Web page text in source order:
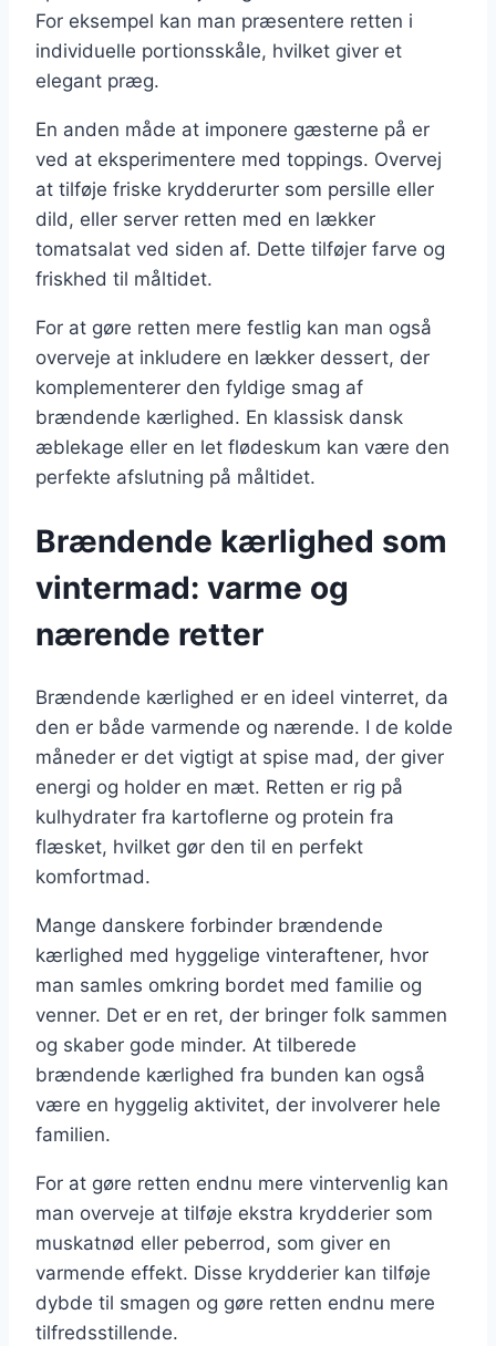
For eksempel kan man præsentere retten i
individuelle portionsskåle, hvilket giver et
elegant præg.
En anden måde at imponere gæsterne på er
ved at eksperimentere med toppings. Overvej
at tilføje friske krydderurter som persille eller
dild, eller server retten med en lækker
tomatsalat ved siden af. Dette tilføjer farve og
friskhed til måltidet.
For at gøre retten mere festlig kan man også
overveje at inkludere en lækker dessert, der
komplementerer den fyldige smag af
brændende kærlighed. En klassisk dansk
æblekage eller en let flødeskum kan være den
perfekte afslutning på måltidet.
Brændende kærlighed som
vintermad: varme og
nærende retter
Brændende kærlighed er en ideel vinterret, da
den er både varmende og nærende. I de kolde
måneder er det vigtigt at spise mad, der giver
energi og holder en mæt. Retten er rig på
kulhydrater fra kartoflerne og protein fra
flæsket, hvilket gør den til en perfekt
komfortmad.
Mange danskere forbinder brændende
kærlighed med hyggelige vinteraftener, hvor
man samles omkring bordet med familie og
venner. Det er en ret, der bringer folk sammen
og skaber gode minder. At tilberede
brændende kærlighed fra bunden kan også
være en hyggelig aktivitet, der involverer hele
familien.
For at gøre retten endnu mere vintervenlig kan
man overveje at tilføje ekstra krydderier som
muskatnød eller peberrod, som giver en
varmende effekt. Disse krydderier kan tilføje
dybde til smagen og gøre retten endnu mere
tilfredsstillende.